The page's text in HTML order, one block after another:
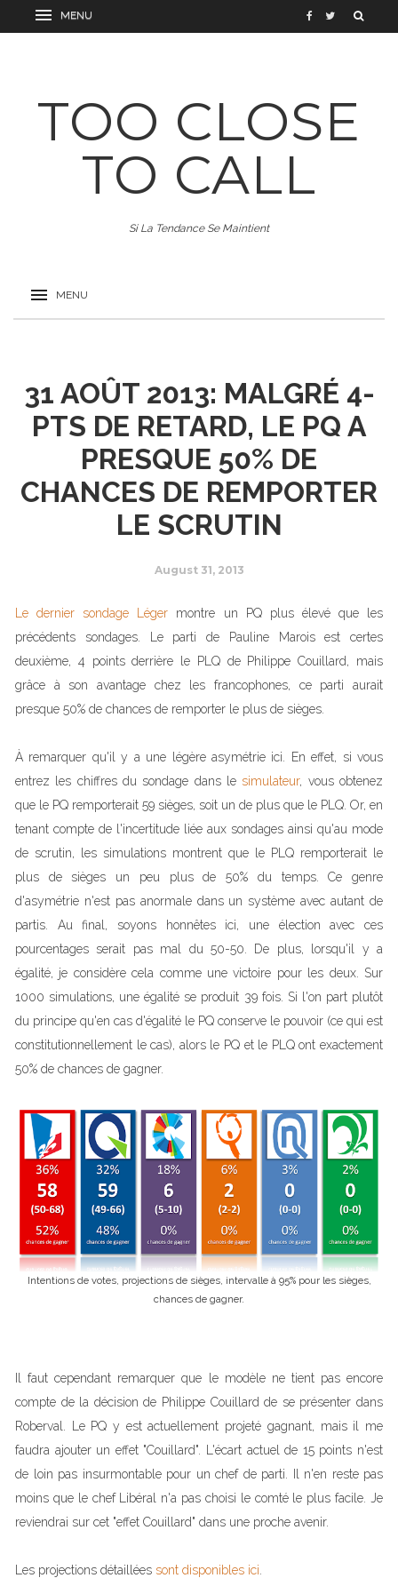
TOO CLOSE
TO CALL
Si La Tendance Se Maintient
31 AOÛT 2013: MALGRÉ 4-
PTS DE RETARD, LE PQ A
PRESQUE 50% DE
CHANCES DE REMPORTER
LE SCRUTIN
August 31, 2013
Le dernier sondage Léger montre un PQ plus élevé que les
précédents sondages. Le parti de Pauline Marois est certes
deuxième, 4 points derrière le PLQ de Philippe Couillard, mais
grâce à son avantage chez les francophones, ce parti aurait
presque 50% de chances de remporter le plus de sièges.
À remarquer qu'il y a une légère asymétrie ici. En effet, si vous
entrez les chiffres du sondage dans lesimulateur, vous obtenez
que le PQ remporterait 59 sièges, soit un de plus que le PLQ. Or, en
tenant compte de l'incertitude liée aux sondages ainsi qu'au mode
de scrutin, les simulations montrent que le PLQ remporterait le
plus de sièges un peu plus de 50% du temps. Ce genre
d'asymétrie n'est pas anormale dans un système avec autant de
partis. Au final, soyons honnêtes ici, une élection avec ces
pourcentages serait pas mal du 50-50. De plus, lorsqu'il y a
égalité, je considère cela comme une victoire pour les deux. Sur
1000 simulations, une égalité se produit 39 fois. Si l'on part plutôt
du principe qu'en cas d'égalité le PQ conserve le pouvoir (ce qui est
constitutionnellement le cas), alors le PQ et le PLQ ont exactement
50% de chances de gagner.
Intentions de votes, projections de sièges, intervalle à 95% pour les sièges,
chances de gagner.
Il faut cependant remarquer que le modèle ne tient pas encore
compte de la décision de Philippe Couillard de se présenter dans
Roberval. Le PQ y est actuellement projeté gagnant, mais il me
faudra ajouter un effet "Couillard". L'écart actuel de 15 points n'est
de loin pas insurmontable pour un chef de parti. Il n'en reste pas
moins que le chef Libéral n'a pas choisi le comté le plus facile. Je
reviendrai sur cet "effet Couillard" dans une proche avenir.
Les projections détaillées sont disponibles ici